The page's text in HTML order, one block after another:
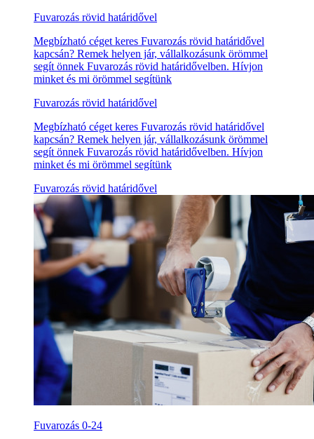
Fuvarozás rövid határidővel
Megbízható céget keres Fuvarozás rövid határidővel
kapcsán? Remek helyen jár, vállalkozásunk örömmel
segít önnek Fuvarozás rövid határidővelben. Hívjon
minket és mi örömmel segítünk
Fuvarozás rövid határidővel
Megbízható céget keres Fuvarozás rövid határidővel
kapcsán? Remek helyen jár, vállalkozásunk örömmel
segít önnek Fuvarozás rövid határidővelben. Hívjon
minket és mi örömmel segítünk
Fuvarozás rövid határidővel
Fuvarozás 0-24